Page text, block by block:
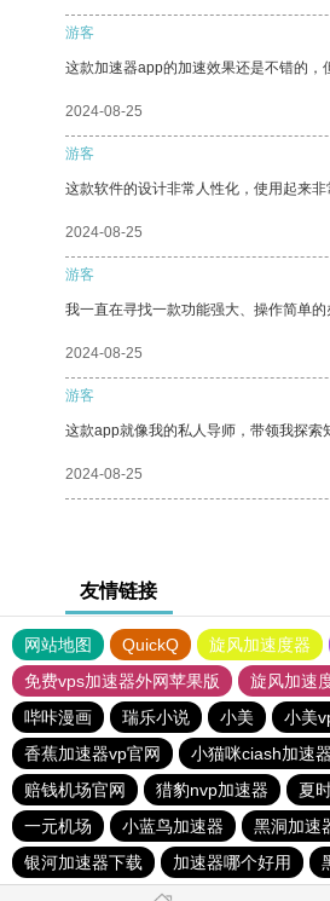
游客
这款加速器app的加速效果还是不错的，
2024-08-25
游客
这款软件的设计非常人性化，使用起来非
2024-08-25
游客
我一直在寻找一款功能强大、操作简单
2024-08-25
游客
这款app就像我的私人导师，带领我探索
2024-08-25
友情链接
网站地图 QuickQ 旋风加速度器
免费vps加速器外网苹果版
旋风加速
哔咔漫画
瑞乐小说 小美 小美
香蕉加速器vp官网
小猫咪ciash加速器
赔钱机场官网
猎豹nvp加速器 夏
一元机场
小蓝鸟加速器 黑洞加速
银河加速器下载
加速器哪个好用